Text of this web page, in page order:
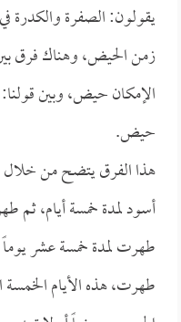
يقولون: الصفرة
زمن الحيض، وهناك فرق
الإمكان حيض، وبين
حيض.
هذا الفرق يتضح من خلال
أسود لمدة خمسة أيام، ثم
طهرت لمدة خمسة عشر
طهرت، هذه الأيام